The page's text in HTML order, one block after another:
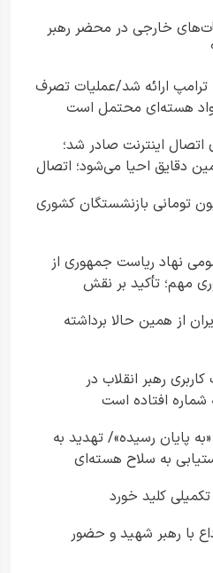
خارجی در محضر رهبر
ارائه شد/عملیات تصرف
هسته‌ای محتمل است
اتصال اینترنت صادر شد؛
دقایق احیا می‌شود؛ اتصال
وام ۷۵ میلیون تومانی بازنشستگان کشوری
نهاد ریاست جمهوری از
مهم؛ تأکید بر نقش
در ارتقای آگاهی عمومی
از همین حالا برداشته
رهبر انقلاب در
شماره افتاده است​
پایان رسیده»/ تهدید به
به سلاح هسته‌ای
کلید خورد
با رهبر شهید و حضور